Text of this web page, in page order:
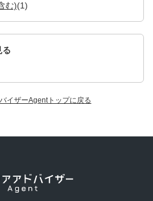
む)(1)
る
イザーAgentトップに戻る